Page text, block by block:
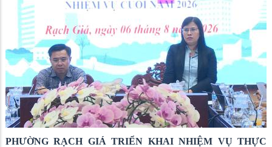
lãnh đạo Ủy ban MTTQ Việt Nam phường, Công an, Ban Chỉ huy
Quân sự và các tổ chức chính trị - xã hội của phường.
PHƯỜNG RẠCH GIÁ TRIỂN KHAI NHIỆM VỤ THỰC